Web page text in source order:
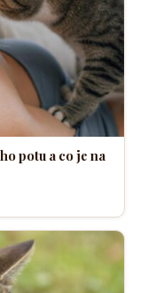
potu a co je na